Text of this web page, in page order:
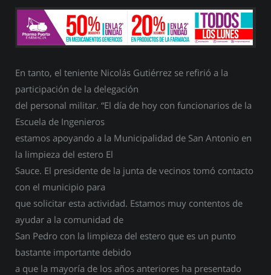
En tanto, el teniente Nicolás Gutiérrez se refirió a la
participación de la delegación
del personal militar. “El día de hoy con funcionarios de la
Escuela de Ingenieros
estamos apoyando a la Municipalidad de San Antonio en
la limpieza del estero El
Sauce. El presidente de la junta de vecinos tomó contacto
con el municipio para
que solicitar esta actividad. Estamos muy contentos de
ayudar a la comunidad de
San Pedro con la limpieza del estero que es un punto
bastante importante debido
a que la mayoría de los años anteriores ha presentado